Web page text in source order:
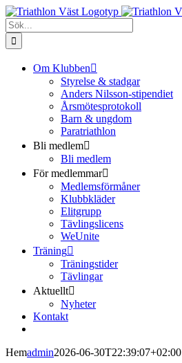
Fortsätt
till
innehållet
Facebook
Instagram
Sök
efter:
Om Klubben
Styrelse & stadgar
Anders Nilsson-stipendiet
Årsmötesprotokoll
Barn & ungdom
Paratriathlon
Bli medlem
Bli medlem
För medlemmar
Medlemsförmåner
Klubbkläder
Elitgrupp
Tävlingslicens
WeUnite
Träning
Träningstider
Tävlingar
Aktuellt
Nyheter
Kontakt
Hemadmin2026-06-30T22:39:07+02:00